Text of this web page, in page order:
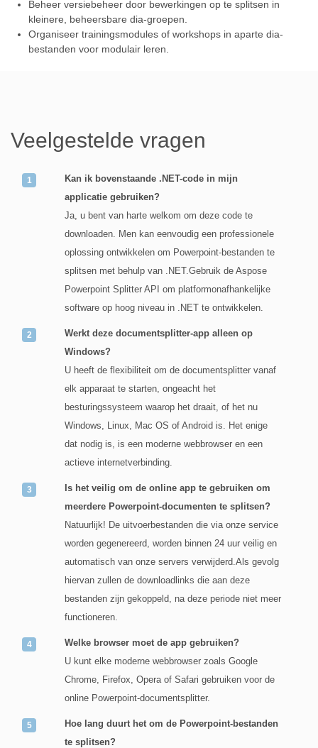
Beheer versiebeheer door bewerkingen op te splitsen in
kleinere, beheersbare dia-groepen.
Organiseer trainingsmodules of workshops in aparte dia-
bestanden voor modulair leren.
Veelgestelde vragen
Kan ik bovenstaande .NET-code in mijn
applicatie gebruiken?
Ja, u bent van harte welkom om deze code te
downloaden. Men kan eenvoudig een professionele
oplossing ontwikkelen om Powerpoint-bestanden te
splitsen met behulp van .NET.Gebruik de Aspose
Powerpoint Splitter API om platformonafhankelijke
software op hoog niveau in .NET te ontwikkelen.
Werkt deze documentsplitter-app alleen op
Windows?
U heeft de flexibiliteit om de documentsplitter vanaf
elk apparaat te starten, ongeacht het
besturingssysteem waarop het draait, of het nu
Windows, Linux, Mac OS of Android is. Het enige
dat nodig is, is een moderne webbrowser en een
actieve internetverbinding.
Is het veilig om de online app te gebruiken om
meerdere Powerpoint-documenten te splitsen?
Natuurlijk! De uitvoerbestanden die via onze service
worden gegenereerd, worden binnen 24 uur veilig en
automatisch van onze servers verwijderd.Als gevolg
hiervan zullen de downloadlinks die aan deze
bestanden zijn gekoppeld, na deze periode niet meer
functioneren.
Welke browser moet de app gebruiken?
U kunt elke moderne webbrowser zoals Google
Chrome, Firefox, Opera of Safari gebruiken voor de
online Powerpoint-documentsplitter.
Hoe lang duurt het om de Powerpoint-bestanden
te splitsen?